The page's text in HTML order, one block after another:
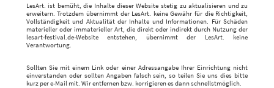
LesArt. ist bemüht, die Inhalte dieser Website stetig zu aktualisieren und zu
erweitern. Trotzdem übernimmt der LesArt. keine Gewähr für die Richtigkeit,
Vollständigkeit und Aktualität der Inhalte und Informationen. Für Schäden
materieller oder immaterieller Art, die direkt oder indirekt durch Nutzung der
lesart-festival.de-Website entstehen, übernimmt der LesArt. keine
Verantwortung.
Sollten Sie mit einem Link oder einer Adressangabe Ihrer Einrichtung nicht
einverstanden oder sollten Angaben falsch sein, so teilen Sie uns dies bitte
kurz per e-Mail mit. Wir entfernen bzw. korrigieren es dann schnellstmöglich.